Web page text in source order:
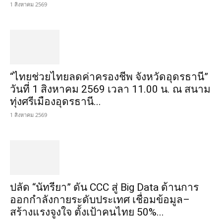
1 สิงหาคม 2569
“ไทยช่วยไทยลดค่าครองชีพ จังหวัดอุดรธานี”
วันที่ 1 สิงหาคม 2569 เวลา 11.00 น. ณ สนาม
ทุ่งศรีเมืองอุดรธานี...
1 สิงหาคม 2569
ปลัด “นัทรียา” ดัน CCC สู่ Big Data ด้านการ
ออกกำลังกายระดับประเทศ เชื่อมข้อมูล–
สร้างแรงจูงใจ ตั้งเป้าคนไทย 50%...